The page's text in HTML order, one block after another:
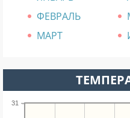
ФЕВРАЛЬ
МАРТ
31